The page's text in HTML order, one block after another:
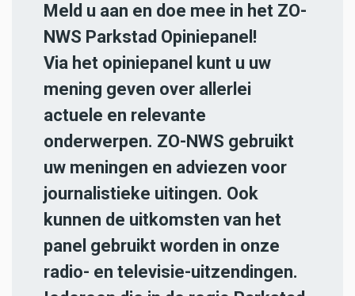
Meld u aan en doe mee in het ZO-
NWS Parkstad Opiniepanel!
Via het opiniepanel kunt u uw
mening geven over allerlei
actuele en relevante
onderwerpen. ZO-NWS gebruikt
uw meningen en adviezen voor
journalistieke uitingen. Ook
kunnen de uitkomsten van het
panel gebruikt worden in onze
radio- en televisie-uitzendingen.